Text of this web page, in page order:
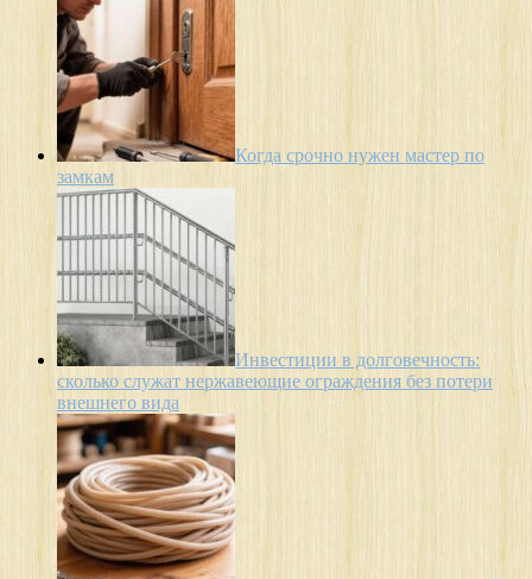
Когда срочно нужен мастер по
замкам
Инвестиции в долговечность:
сколько служат нержавеющие ограждения без потери
внешнего вида